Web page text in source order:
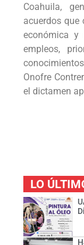
Coahuila,
acuerdos que
económica y
empleos,
Onofre
el dictamen
LO